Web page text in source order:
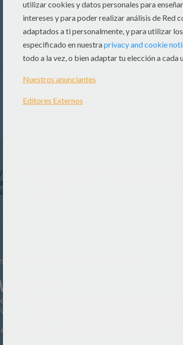
(90)
de San Valentin (29)
de San Valentin (2)
lugar el 14 de febrero de cada año.
el
en secreto que lo tenían prohibido. Por
la cárcel, El sacerdote Valentín se
justamente el día 14 de febrero.